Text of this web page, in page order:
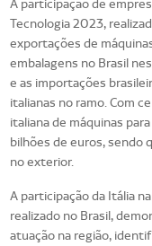
A participação de
Tecnologia 2023,
exportações de
embalagens no Brasil
e as importações
italianas no ramo. Com
italiana de máquinas
bilhões de euros, sendo
no exterior.
A participação da Itália
realizado no Brasil,
atuação na região,